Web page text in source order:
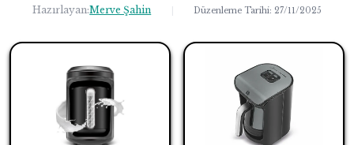
EV
KOZMETİK
HAKKIMIZDA
İLETİŞİM
Hazırlayan:Merve Şahin Düzenleme Tarihi: 27/11/2025